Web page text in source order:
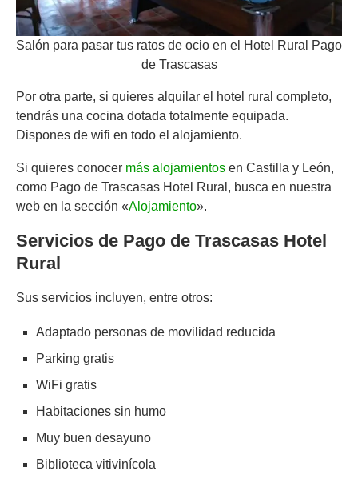
Salón para pasar tus ratos de ocio en el Hotel Rural Pago
de Trascasas
Por otra parte, si quieres alquilar el hotel rural completo,
tendrás una cocina dotada totalmente equipada.
Dispones de wifi en todo el alojamiento.
Si quieres conocer más alojamientos en Castilla y León,
como Pago de Trascasas Hotel Rural, busca en nuestra
web en la sección «Alojamiento».
Servicios de Pago de Trascasas Hotel
Rural
Sus servicios incluyen, entre otros:
Adaptado personas de movilidad reducida
Parking gratis
WiFi gratis
Habitaciones sin humo
Muy buen desayuno
Biblioteca vitivinícola